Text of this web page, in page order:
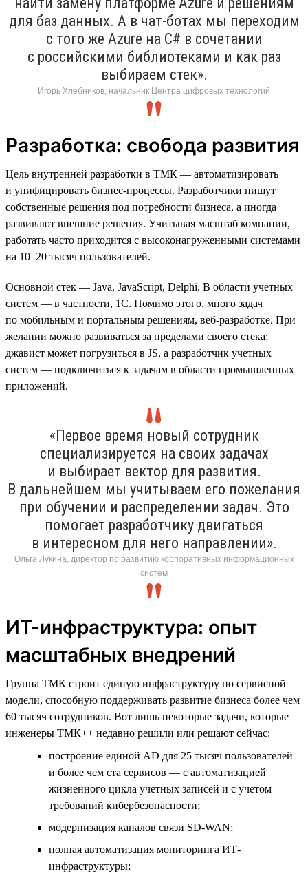
для баз данных. А в чат-ботах мы переходим
с того же Azure на C# в сочетании
с российскими библиотеками и как раз
выбираем стек».
Игорь Хлебников, начальник Центра цифровых технологий
Разработка: свобода развития
Цель внутренней разработки в ТМК — автоматизировать
и унифицировать бизнес-процессы. Разработчики пишут
собственные решения под потребности бизнеса, а иногда
развивают внешние решения. Учитывая масштаб компании,
работать часто приходится с высоконагруженными системами
на 10–20 тысяч пользователей.
Основной стек — Java, JavaScript, Delphi. В области учетных
систем — в частности, 1C. Помимо этого, много задач
по мобильным и портальным решениям, веб-разработке. При
желании можно развиваться за пределами своего стека:
джавист может погрузиться в JS, а разработчик учетных
систем — подключиться к задачам в области промышленных
приложений.
«Первое время новый сотрудник
специализируется на своих задачах
и выбирает вектор для развития.
В дальнейшем мы учитываем его пожелания
при обучении и распределении задач. Это
помогает разработчику двигаться
в интересном для него направлении».
Ольга Лукина, директор по развитию корпоративных информационных
систем
ИТ-инфраструктура: опыт
масштабных внедрений
Группа ТМК строит единую инфраструктуру по сервисной
модели, способную поддерживать развитие бизнеса более чем
60 тысяч сотрудников. Вот лишь некоторые задачи, которые
инженеры ТМК++ недавно решили или решают сейчас:
построение единой AD для 25 тысяч пользователей
и более чем ста сервисов — с автоматизацией
жизненного цикла учетных записей и с учетом
требований кибербезопасности;
модернизация каналов связи SD-WAN;
полная автоматизация мониторинга ИТ-
инфраструктуры;